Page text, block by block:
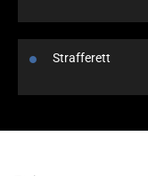
Strafferett